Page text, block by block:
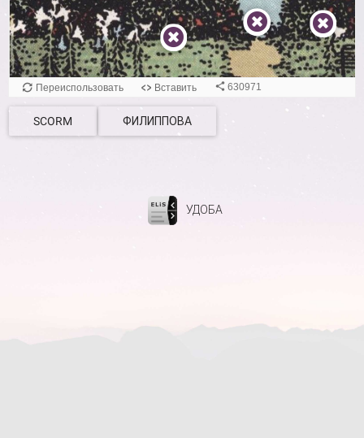
SCORM ФИЛИППОВА
УДОБА